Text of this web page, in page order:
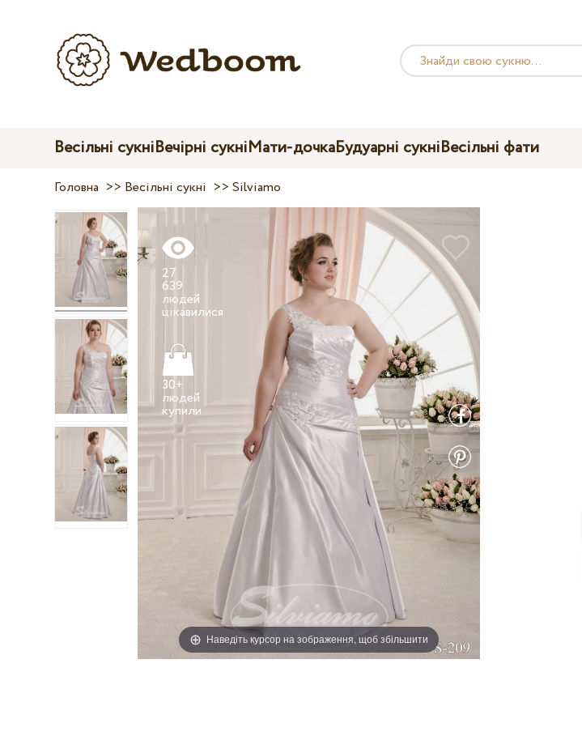
Весільні сукніВечірні сукніМати-дочкаБудуарні сукніВесільні фати
Головна >> Весільні сукні >>Silviamo
Наведіть курсор на зображення, щоб збільшити
27
639
людей
30+
людей